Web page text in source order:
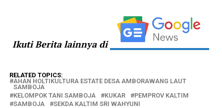
Ikuti Berita lainnya di
RELATED TOPICS:
AHAN HOLTIKULTURA ESTATE DESA AMBORAWANG LAUT
SAMBOJA
KELOMPOK TANI SAMBOJA
KUKAR
PEMPROV KALTIM
SAMBOJA
SEKDA KALTIM SRI WAHYUNI